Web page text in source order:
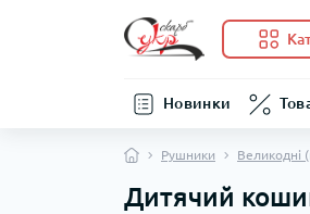
Новинки
Рушники Великодні
Дитячий